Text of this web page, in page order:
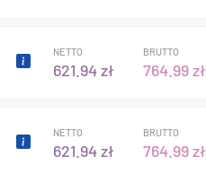
NETTO
621.94 zł
BRUTTO
764.99 zł
NETTO
621.94 zł
BRUTTO
764.99 zł